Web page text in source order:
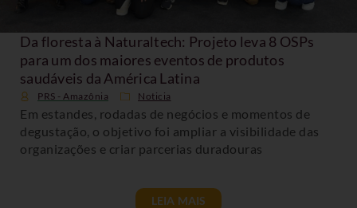
Da floresta à Naturaltech: Projeto leva 8 OSPs
para um dos maiores eventos de produtos
saudáveis da América Latina
PRS - Amazônia Noticia
Em estandes, rodadas de negócios e momentos de
degustação, o objetivo foi ampliar a visibilidade das
organizações e criar parcerias duradouras
LEIA MAIS